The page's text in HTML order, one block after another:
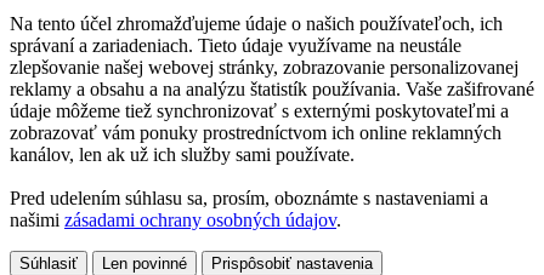
Na tento účel zhromažďujeme údaje o našich používateľoch, ich
správaní a zariadeniach. Tieto údaje využívame na neustále
zlepšovanie našej webovej stránky, zobrazovanie personalizovanej
reklamy a obsahu a na analýzu štatistík používania. Vaše zašifrované
údaje môžeme tiež synchronizovať s externými poskytovateľmi a
zobrazovať vám ponuky prostredníctvom ich online reklamných
kanálov, len ak už ich služby sami používate.
Pred udelením súhlasu sa, prosím, oboznámte s nastaveniami a
našimi zásadami ochrany osobných údajov.
Súhlasiť Len povinné Prispôsobiť nastavenia